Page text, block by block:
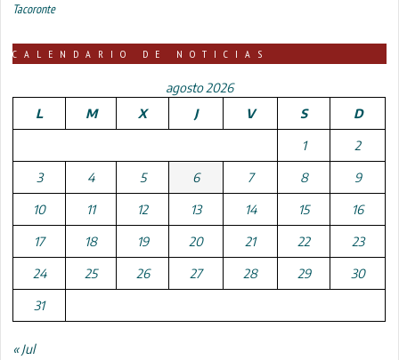
Tacoronte
CALENDARIO DE NOTICIAS
agosto 2026
L
M X J V S D
1 2
3 4 5 6 7 8 9
10 11 12 13 14 15 16
17 18 19 20 21 22 23
24 25 26 27 28 29 30
31
« Jul